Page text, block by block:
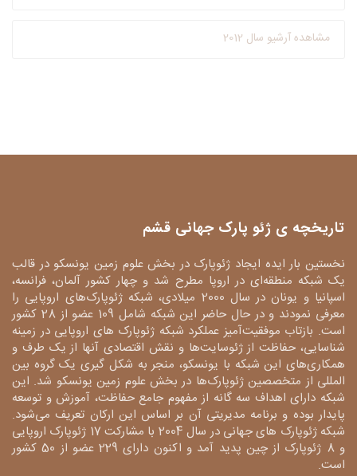
مشاهده آرشیو سال 2012
تاریخچه ی ژئو پارک جهانی قشم
نخستین بار ایده ایجاد ژئوپارک در بخش علوم زمین یونسکو در قالب
یک شبکه منطقه‌ای در اروپا مطرح شد و چهار کشور آلمان، فرانسه،
اسپانیا و یونان در سال 2000 میلادی، شبکه ژئوپارک‌های اروپایی را
معرفی نمودند و در حال حاضر این شبکه شامل 109 عضو از 28 کشور
است. بازتاب موفقیت‌آمیز عملکرد شبکه ژئوپارک های اروپایی در زمینه
شناسایی، حفاظت از ژئوسایت‌ها و نقش اقتصادی آنها از یک طرف و
همکاری‌های این شبکه با یونسکو، منجر به شکل گیری یک گروه بین
المللی از متخصصین ژئوپارک‌ها در بخش علوم زمین یونسکو شد. این
شبکه دارای اهداف سه گانه از مفهوم جامع حفاظت، آموزش و توسعه
پایدار بوده و برنامه مدیریتی آن بر اساس این ارکان تعریف می‌شود.
شبکه ژئوپارک های جهانی در سال 2004 با مشارکت 17 ژئوپارک اروپایی
و 8 ژئوپارک از چین پدید آمد و اکنون دارای 229 عضو از 50 کشور
است.